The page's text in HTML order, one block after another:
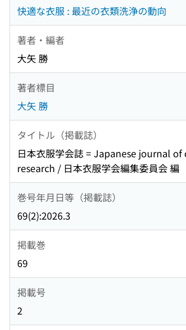
快適な衣服 : 最近の衣類洗浄の動向
著者・編者
大矢 勝
著者標目
大矢 勝
タイトル（掲載誌）
日本衣服学会誌 = Japanese journal
research / 日本衣服学会編集委員会 編
巻号年月日等（掲載誌）
69(2):2026.3
掲載巻
69
掲載号
2